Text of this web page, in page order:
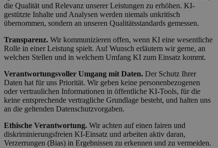
die Qualität und Relevanz unserer Leistungen zu erhöhen. KI-
gestützte Inhalte und Analysen werden niemals unkritisch
übernommen, sondern an unseren Qualitätsstandards gemessen.
Transparenz. Wir kommunizieren offen, wenn KI eine wesentliche
Rolle in einer Leistung spielt. Auf Wunsch erläutern wir gerne, an
welchen Stellen und in welchem Umfang KI zum Einsatz kommt.
Verantwortungsvoller Umgang mit Daten. Der Schutz Ihrer
Daten hat für uns Priorität. Wir geben keine personenbezogenen
oder vertraulichen Informationen in öffentliche KI-Tools, für die
keine entsprechende vertragliche Grundlage besteht, und halten uns
an die geltenden Datenschutzvorgaben.
Ethische Verantwortung. Wir achten auf einen fairen und
diskriminierungsfreien KI-Einsatz und arbeiten aktiv daran,
Verzerrungen (Bias) in Ergebnissen zu erkennen und zu vermeiden.